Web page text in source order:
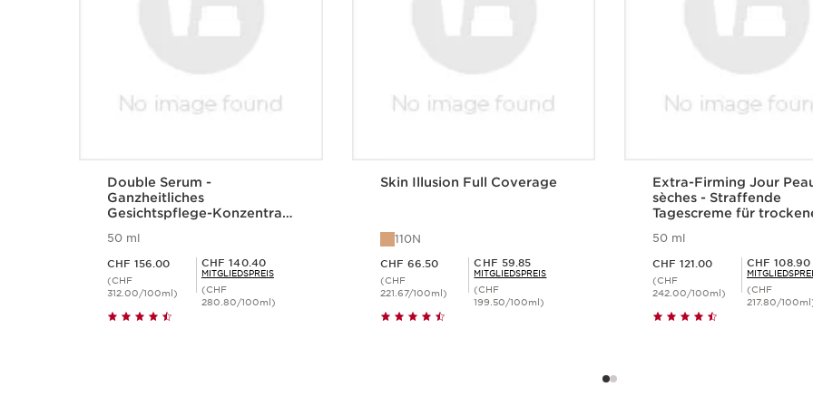
Double Serum -
Ganzheitliches
Gesichtspflege-Konzentrat
50 ml
CHF 156.00
(CHF
312.00/100ml)
Mitgliederpreis CHF 140.40
CHF 140.40
MITGLIEDSPREIS
(CHF
280.80/100ml)
Schnellansicht
Skin Illusion Full Coverage
110N
CHF 66.50
(CHF
221.67/100ml)
Mitgliederpreis CHF 59.85
CHF 59.85
MITGLIEDSPREIS
(CHF
199.50/100ml)
Schnellansicht
Extra-Firming Jour
sèches - Straffende
Tagescreme für
50 ml
CHF 121.00
(CHF
242.00/100ml)
Mitgliederpreis CHF 108.90
CHF 108.90
(CHF
217.80/
Schnellansicht